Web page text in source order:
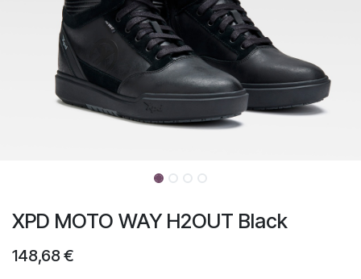
XPD MOTO WAY H2OUT Black
148,68€